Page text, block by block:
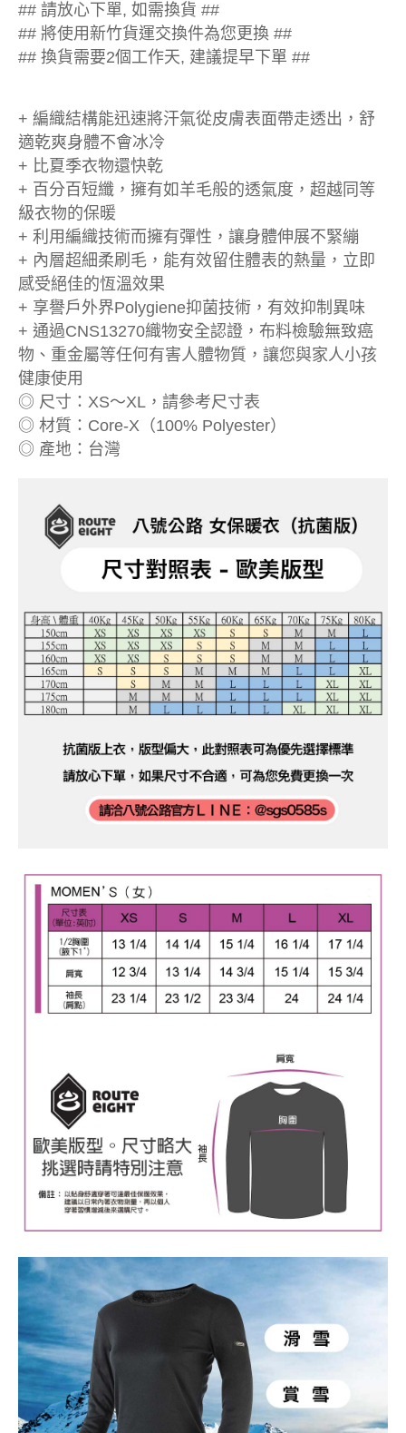
## 請放心下單, 如需換貨 ##
## 將使用新竹貨運交換件為您更換 ##
## 換貨需要2個工作天, 建議提早下單 ##
+ 編織結構能迅速將汗氣從皮膚表面帶走透出，舒
適乾爽身體不會冰冷
+ 比夏季衣物還快乾
+ 百分百短纖，擁有如羊毛般的透氣度，超越同等
級衣物的保暖
+ 利用編織技術而擁有彈性，讓身體伸展不緊繃
+ 內層超細柔刷毛，能有效留住體表的熱量，立即
感受絕佳的恆溫效果
+ 享譽戶外界Polygiene抑菌技術，有效抑制異味
+ 通過CNS13270織物安全認證，布料檢驗無致癌
物、重金屬等任何有害人體物質，讓您與家人小孩
健康使用
◎ 尺寸：XS～XL，請參考尺寸表
◎ 材質：Core-X（100% Polyester）
◎ 產地：台灣